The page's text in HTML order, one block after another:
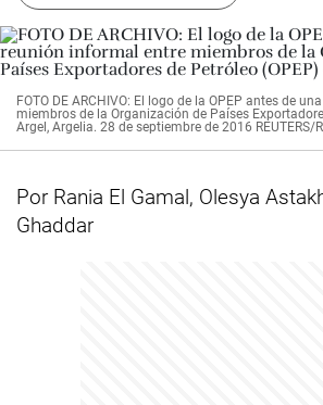
FOTO DE ARCHIVO: El logo de la OPEP antes de
miembros de la Organización de Países
Argel, Argelia. 28 de septiembre de 2016 REUTERS/
Por Rania El Gamal, Olesya
Ghaddar